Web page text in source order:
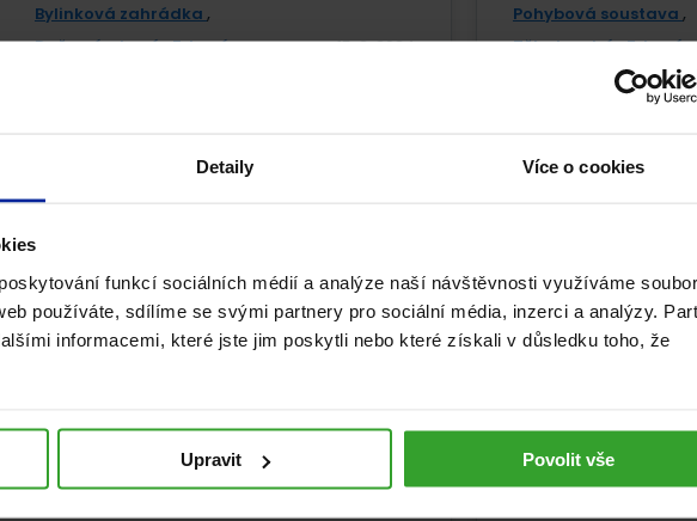
Detaily Více o cookies
funkcí sociálních médií a analýze naší návštěvnosti využíváme
používáte, sdílíme se svými partnery pro sociální média, inzerci a analýzy.
informacemi, které jste jim poskytli nebo které získali v důsledku toho, že
Upravit Povolit vše
Bylinková zahrádka
Duševní zdraví Zdraví 15. 2. 2024
Pohybová soustava
Těhotenství Zdraví
Nové poznatky o koenzymu Q10
Koenzym Q10 má své čestné místo mezi
Proč by
Omega 3